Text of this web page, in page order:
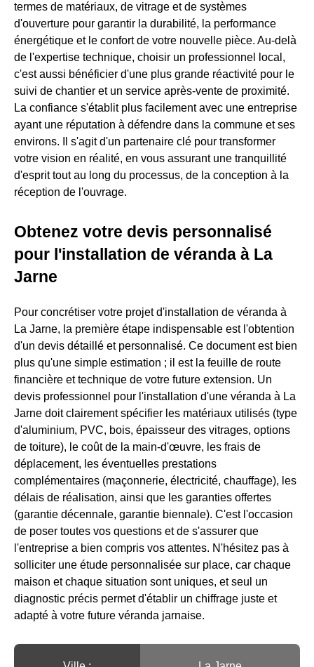
termes de matériaux, de vitrage et de systèmes
d'ouverture pour garantir la durabilité, la performance
énergétique et le confort de votre nouvelle pièce. Au-delà
de l'expertise technique, choisir un professionnel local,
c'est aussi bénéficier d'une plus grande réactivité pour le
suivi de chantier et un service après-vente de proximité.
La confiance s'établit plus facilement avec une entreprise
ayant une réputation à défendre dans la commune et ses
environs. Il s'agit d'un partenaire clé pour transformer
votre vision en réalité, en vous assurant une tranquillité
d'esprit tout au long du processus, de la conception à la
réception de l'ouvrage.
Obtenez votre devis personnalisé
pour l'installation de véranda à La
Jarne
Pour concrétiser votre projet d'installation de véranda à
La Jarne, la première étape indispensable est l'obtention
d'un devis détaillé et personnalisé. Ce document est bien
plus qu'une simple estimation ; il est la feuille de route
financière et technique de votre future extension. Un
devis professionnel pour l'installation d'une véranda à La
Jarne doit clairement spécifier les matériaux utilisés (type
d'aluminium, PVC, bois, épaisseur des vitrages, options
de toiture), le coût de la main-d'œuvre, les frais de
déplacement, les éventuelles prestations
complémentaires (maçonnerie, électricité, chauffage), les
délais de réalisation, ainsi que les garanties offertes
(garantie décennale, garantie biennale). C'est l'occasion
de poser toutes vos questions et de s'assurer que
l'entreprise a bien compris vos attentes. N'hésitez pas à
solliciter une étude personnalisée sur place, car chaque
maison et chaque situation sont uniques, et seul un
diagnostic précis permet d'établir un chiffrage juste et
adapté à votre future véranda jarnaise.